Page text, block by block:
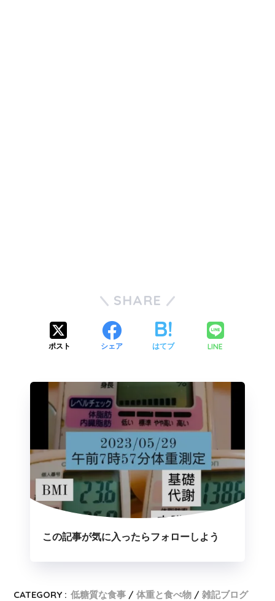
SHARE
ポスト シェア はてブ LINE
この記事が気に入ったらフォローしよう
CATEGORY : 低糖質な食事 体重と食べ物 雑記ブログ